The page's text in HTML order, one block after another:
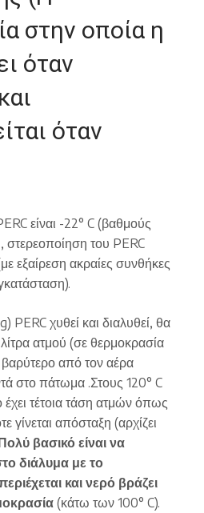
στην οποία η
όταν
όταν
είναι -22° C (βαθμούς
στερεοποίηση του PERC
εξαίρεση ακραίες συνθήκες
PERC χυθεί και διαλυθεί, θα
ατμού (σε θερμοκρασία
βαρύτερο από τον αέρα
στο πάτωμα .Στους 120° C
έχει τέτοια τάση ατμών όπως
γίνεται απόσταξη (αρχίζει
βασικό είναι να
διάλυμα με το
και νερό βράζει
(κάτω των 100° C).